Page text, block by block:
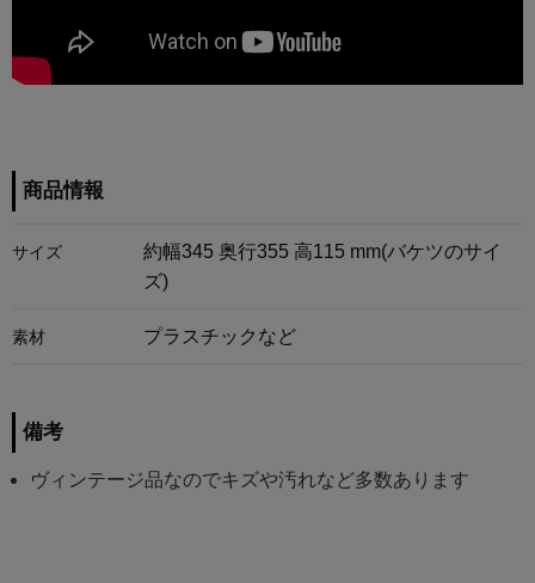
商品情報
サイズ
約幅345 奥行355 高115 mm(バケツのサイ
ズ)
素材 プラスチックなど
備考
ヴィンテージ品なのでキズや汚れなど多数あります